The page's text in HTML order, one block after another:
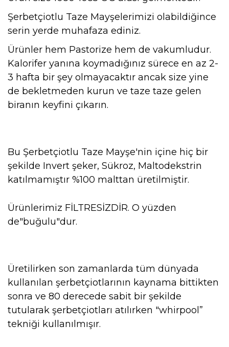
Şerbetçiotlu Taze Mayşelerimizi olabildiğince
serin yerde muhafaza ediniz.
Ürünler hem Pastorize hem de vakumludur.
Kalorifer yanına koymadığınız sürece en az 2-
3 hafta bir şey olmayacaktır ancak size yine
de bekletmeden kurun ve taze taze gelen
biranın keyfini çıkarın.
Bu Şerbetçiotlu Taze Mayşe'nin içine hiç bir
şekilde Invert şeker, Sükroz, Maltodekstrin
katılmamıştır %100 malttan üretilmiştir.
Ürünlerimiz FİLTRESİZDİR. O yüzden
de"buğulu"dur.
Üretilirken son zamanlarda tüm dünyada
kullanılan şerbetçiotlarının kaynama bittikten
sonra ve 80 derecede sabit bir şekilde
tutularak şerbetçiotları atılırken "whirpool”
tekniği kullanılmışır.